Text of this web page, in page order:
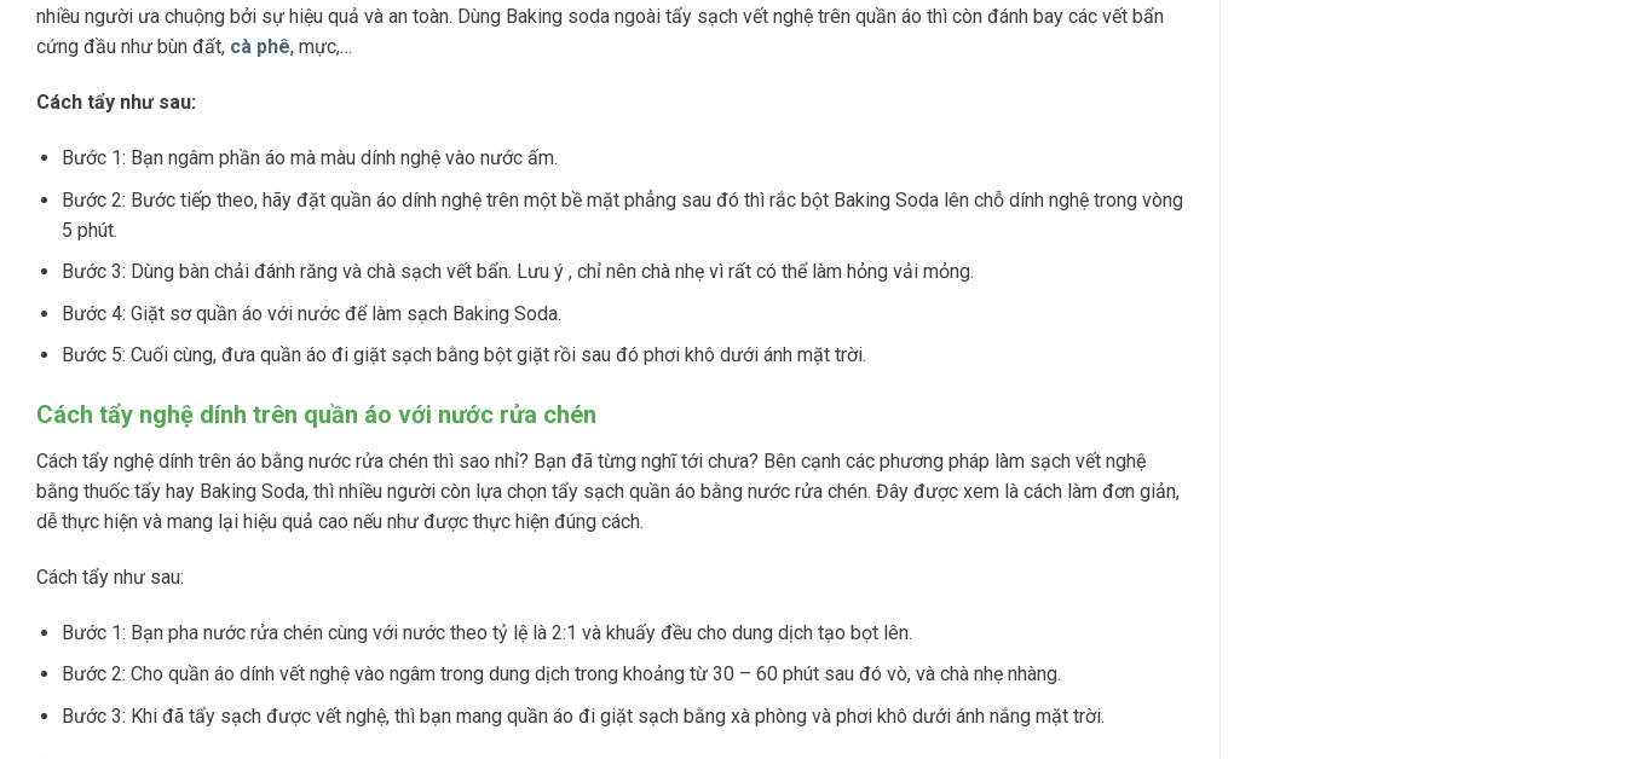
nhiều người ưa chuộng bởi sự hiệu quả và an toàn. Dùng Baking soda ngoài tẩy sạch vết nghệ trên quần áo thì còn đánh bay các vết bẩn
cứng đầu như bùn đất, cà phê, mực,…
Cách tẩy như sau:
Bước 1: Bạn ngâm phần áo mà màu dính nghệ vào nước ấm.
Bước 2: Bước tiếp theo, hãy đặt quần áo dính nghệ trên một bề mặt phẳng sau đó thì rắc bột Baking Soda lên chỗ dính nghệ trong vòng
5 phút.
Bước 3: Dùng bàn chải đánh răng và chà sạch vết bẩn. Lưu ý , chỉ nên chà nhẹ vì rất có thể làm hỏng vải mỏng.
Bước 4: Giặt sơ quần áo với nước để làm sạch Baking Soda.
Bước 5: Cuối cùng, đưa quần áo đi giặt sạch bằng bột giặt rồi sau đó phơi khô dưới ánh mặt trời.
Cách tẩy nghệ dính trên quần áo với nước rửa chén
Cách tẩy nghệ dính trên áo bằng nước rửa chén thì sao nhỉ? Bạn đã từng nghĩ tới chưa? Bên cạnh các phương pháp làm sạch vết nghệ
bằng thuốc tẩy hay Baking Soda, thì nhiều người còn lựa chọn tẩy sạch quần áo bằng nước rửa chén. Đây được xem là cách làm đơn giản,
dễ thực hiện và mang lại hiệu quả cao nếu như được thực hiện đúng cách.
Cách tẩy như sau:
Bước 1: Bạn pha nước rửa chén cùng với nước theo tỷ lệ là 2:1 và khuấy đều cho dung dịch tạo bọt lên.
Bước 2: Cho quần áo dính vết nghệ vào ngâm trong dung dịch trong khoảng từ 30 – 60 phút sau đó vò, và chà nhẹ nhàng.
Bước 3: Khi đã tẩy sạch được vết nghệ, thì bạn mang quần áo đi giặt sạch bằng xà phòng và phơi khô dưới ánh nắng mặt trời.